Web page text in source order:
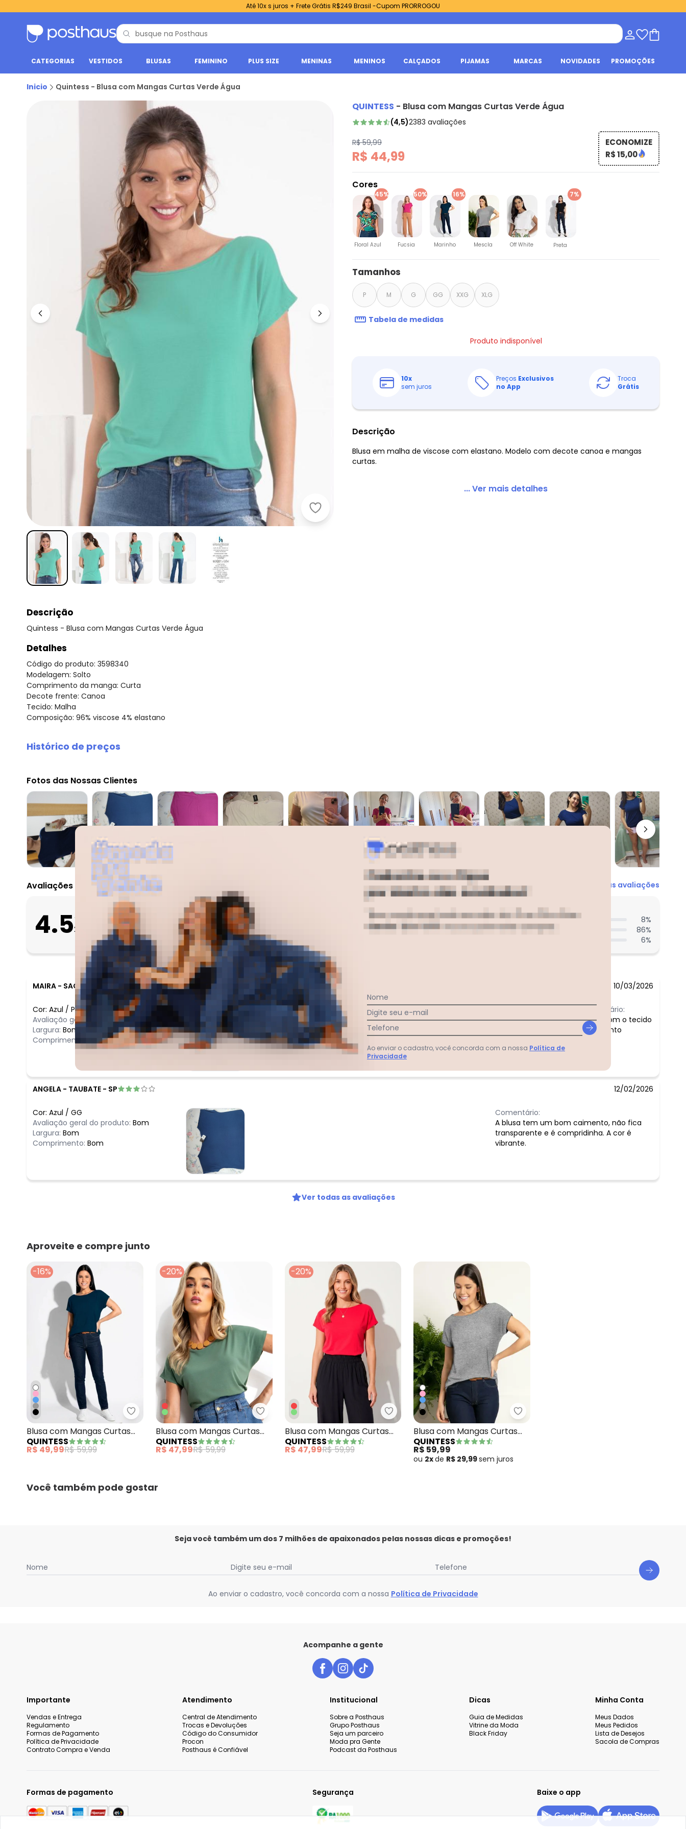
Até 10x s juros + Frete Grátis R$249 Brasil -Cupom PRORROGOU
CATEGORIAS VESTIDOS BLUSAS FEMININO PLUS SIZE MENINAS MENINOS CALÇADOS PIJAMAS MARCAS NOVIDADES PROMOÇÕES
Inicio Quintess - Blusa com Mangas Curtas Verde Água
Quintess - Blusa com Mangas Curtas Verde Água
QUINTESS - Blusa com Mangas Curtas Verde Água
(4,5)2383 avaliações
R$ 59,99
R$ 44,99
ECONOMIZE
R$ 15,00
Cores
45%
Floral Azul
50%
Fucsia
16%
Marinho Mescla Off White
7%
Preta
Tamanhos
P M G GG XXG XLG
Tabela de medidas
Produto indisponível
10x
sem juros
Preços Exclusivos
no App
Troca
Grátis
Descrição
Blusa em malha de viscose com elastano. Modelo com decote canoa e mangas
curtas.
... Ver mais detalhes
Descrição
Quintess - Blusa com Mangas Curtas Verde Água
Detalhes
Código do produto: 3598340
Modelagem: Solto
Comprimento da manga: Curta
Decote frente: Canoa
Tecido: Malha
Composição: 96% viscose 4% elastano
Histórico de preços
agosto/2026
julho/2026 N/D*
junho/2026 R$ 29,99
maio/2026 N/D*
abril/2026 R$ 39,99
março/2026 R$ 57,99
fevereiro/2026 R$ 43,99
Fotos das Nossas Clientes
Avaliações Ver todas as avaliações
4.52383 avaliações
O que as clientes acharam da largura?
Apertado
8%
83%
Folgado
O que as clientes acharam do comprimento?
Curto
8%
Bom
86%
6%
MAIRA - SAO PAULO - SP 10/03/2026
Cor: Azul / P
Avaliação geral do produto:
Ótimo
Largura: Bom
Comprimento:
Bom
Comentário:
muito bom o tecido
e caimento
ANGELA - TAUBATE - SP 12/02/2026
Cor: Azul / GG
Avaliação geral do produto: Bom
Largura: Bom
Comprimento: Bom
Comentário:
A blusa tem um bom caimento, não fica
transparente e é compridinha. A cor é
vibrante.
Ver todas as avaliações
Aproveite e compre junto
-16%
Quintess - Blusa com Mangas Curtas Marinho
Blusa com Mangas Curtas
Marinho
QUINTESS
R$ 49,99R$ 59,99
-20%
Quintess - Blusa com Mangas Curtas Verde Militar
Blusa com Mangas Curtas
Verde Militar
QUINTESS
R$ 47,99R$ 59,99
-20%
Quintess - Blusa com Mangas Curtas Bordô
Blusa com Mangas Curtas
Bordô
QUINTESS
R$ 47,99R$ 59,99
Quintess - Blusa com Mangas Curtas
Blusa com Mangas Curtas
Mescla
QUINTESS
R$ 59,99
ou 2xde R$ 29,99semjuros
Você também pode gostar
Seja você também um dos 7 milhões de apaixonados pelas nossas dicas e promoções!
Nome Digite seu e-mail Telefone
Ao enviar o cadastro, você concorda com a nossa Política de Privacidade
Acompanhe a gente
Importante
Vendas e Entrega
Regulamento
Formas de Pagamento
Política de Privacidade
Contrato Compra e Venda
Atendimento
Central de Atendimento
Trocas e Devoluções
Código do Consumidor
Procon
Posthaus é Confiável
Institucional
Sobre a Posthaus
Grupo Posthaus
Seja um parceiro
Moda pra Gente
Podcast da Posthaus
Dicas
Guia de Medidas
Vitrine da Moda
Black Friday
Minha Conta
Meus Dados
Meus Pedidos
Lista de Desejos
Sacola de Compras
Formas de pagamento Segurança Baixe o app
Nome
Digite seu e-mail
Telefone
Ao enviar o cadastro, você concorda com a nossa Política de
Privacidade